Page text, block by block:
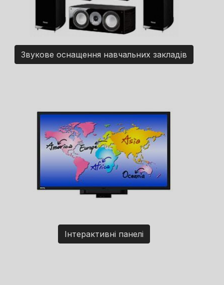
Звукове оснащення навчальних закладів
Інтерактивні панелі